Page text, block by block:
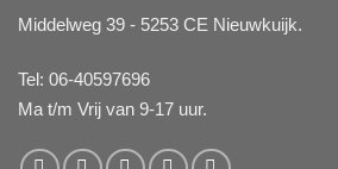
Middelweg 39 - 5253 CE Nieuwkuijk.
Tel: 06-40597696
Ma t/m Vrij van 9-17 uur.